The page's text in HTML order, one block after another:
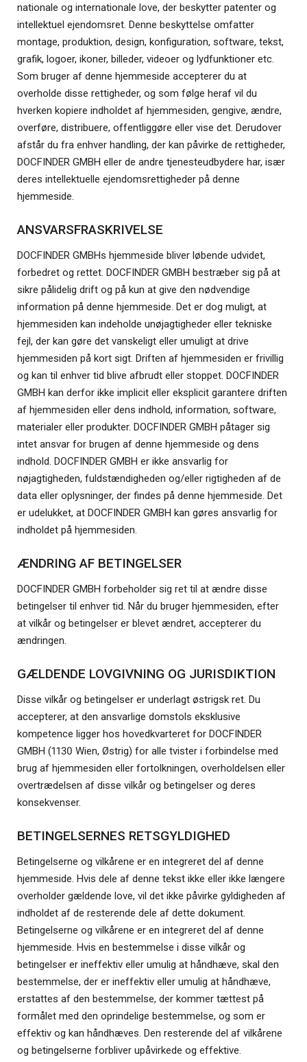
nationale og internationale love, der beskytter patenter og
intellektuel ejendomsret. Denne beskyttelse omfatter
montage, produktion, design, konfiguration, software, tekst,
grafik, logoer, ikoner, billeder, videoer og lydfunktioner etc.
Som bruger af denne hjemmeside accepterer du at
overholde disse rettigheder, og som følge heraf vil du
hverken kopiere indholdet af hjemmesiden, gengive, ændre,
overføre, distribuere, offentliggøre eller vise det. Derudover
afstår du fra enhver handling, der kan påvirke de rettigheder,
DOCFINDER GMBH eller de andre tjenesteudbydere har, især
deres intellektuelle ejendomsrettigheder på denne
hjemmeside.
ANSVARSFRASKRIVELSE
DOCFINDER GMBHs hjemmeside bliver løbende udvidet,
forbedret og rettet. DOCFINDER GMBH bestræber sig på at
sikre pålidelig drift og på kun at give den nødvendige
information på denne hjemmeside. Det er dog muligt, at
hjemmesiden kan indeholde unøjagtigheder eller tekniske
fejl, der kan gøre det vanskeligt eller umuligt at drive
hjemmesiden på kort sigt. Driften af hjemmesiden er frivillig
og kan til enhver tid blive afbrudt eller stoppet. DOCFINDER
GMBH kan derfor ikke implicit eller eksplicit garantere driften
af hjemmesiden eller dens indhold, information, software,
materialer eller produkter. DOCFINDER GMBH påtager sig
intet ansvar for brugen af denne hjemmeside og dens
indhold. DOCFINDER GMBH er ikke ansvarlig for
nøjagtigheden, fuldstændigheden og/eller rigtigheden af de
data eller oplysninger, der findes på denne hjemmeside. Det
er udelukket, at DOCFINDER GMBH kan gøres ansvarlig for
indholdet på hjemmesiden.
ÆNDRING AF BETINGELSER
DOCFINDER GMBH forbeholder sig ret til at ændre disse
betingelser til enhver tid. Når du bruger hjemmesiden, efter
at vilkår og betingelser er blevet ændret, accepterer du
ændringen.
GÆLDENDE LOVGIVNING OG JURISDIKTION
Disse vilkår og betingelser er underlagt østrigsk ret. Du
accepterer, at den ansvarlige domstols eksklusive
kompetence ligger hos hovedkvarteret for DOCFINDER
GMBH (1130 Wien, Østrig) for alle tvister i forbindelse med
brug af hjemmesiden eller fortolkningen, overholdelsen eller
overtrædelsen af disse vilkår og betingelser og deres
konsekvenser.
BETINGELSERNES RETSGYLDIGHED
Betingelserne og vilkårene er en integreret del af denne
hjemmeside. Hvis dele af denne tekst ikke eller ikke længere
overholder gældende love, vil det ikke påvirke gyldigheden af
indholdet af de resterende dele af dette dokument.
Betingelserne og vilkårene er en integreret del af denne
hjemmeside. Hvis en bestemmelse i disse vilkår og
betingelser er ineffektiv eller umulig at håndhæve, skal den
bestemmelse, der er ineffektiv eller umulig at håndhæve,
erstattes af den bestemmelse, der kommer tættest på
formålet med den oprindelige bestemmelse, og som er
effektiv og kan håndhæves. Den resterende del af vilkårene
og betingelserne forbliver upåvirkede og effektive.